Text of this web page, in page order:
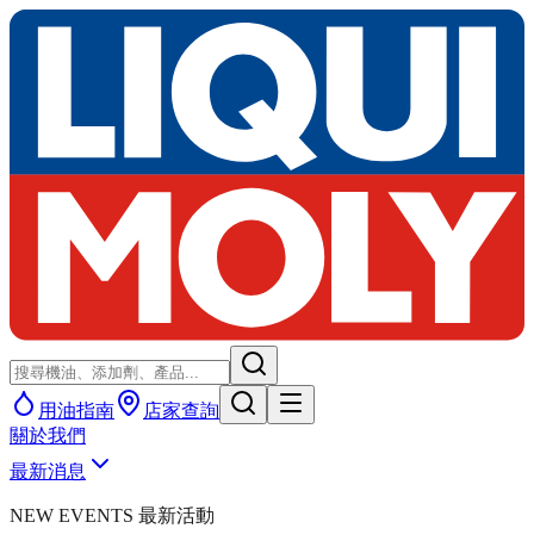
用油指南
店家查詢
關於我們
最新消息
NEW EVENTS 最新活動